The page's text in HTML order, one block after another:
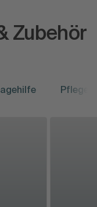
Zubehör
Pflege